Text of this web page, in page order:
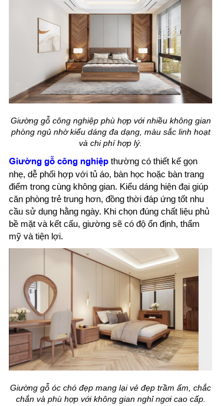
Giường gỗ công nghiệp phù hợp với nhiều không gian
phòng ngủ nhờ kiểu dáng đa dạng, màu sắc linh hoạt
và chi phí hợp lý.
Giường gỗ công nghiệp thường có thiết kế gọn
nhẹ, dễ phối hợp với tủ áo, bàn học hoặc bàn trang
điểm trong cùng không gian. Kiểu dáng hiện đại giúp
căn phòng trẻ trung hơn, đồng thời đáp ứng tốt nhu
cầu sử dụng hằng ngày. Khi chọn đúng chất liệu phủ
bề mặt và kết cấu, giường sẽ có độ ổn định, thẩm
mỹ và tiện lợi.
Giường gỗ óc chó đẹp mang lại vẻ đẹp trầm ấm, chắc
chắn và phù hợp với không gian nghỉ ngơi cao cấp.